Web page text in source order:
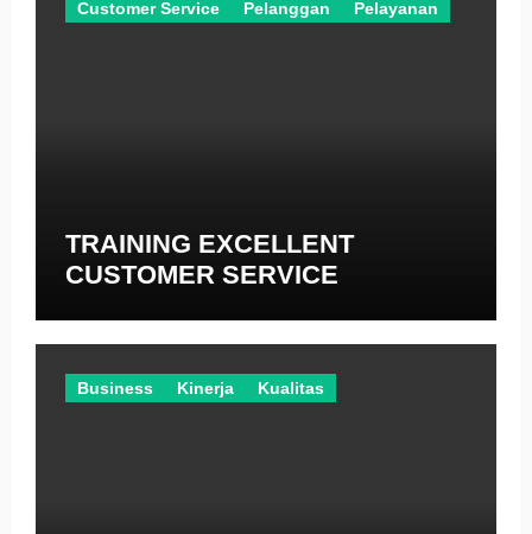
Customer Service Pelanggan Pelayanan
TRAINING EXCELLENT
CUSTOMER SERVICE
Business Kinerja Kualitas